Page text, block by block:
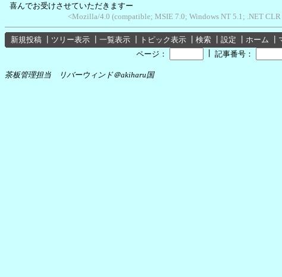
喜んでお受けさせていただきますー
<Mozilla/4.0 (compatible; MSIE 7.0; Windows NT 5.1; .NET
新規投稿 ツリー表示 一覧表示 トピック表示 検索 設定 ホーム
ページ：
記事番号：
茶板管理担当 リバーウィンド＠akiharu国